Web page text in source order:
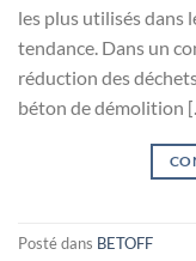
les plus utilisés dans
tendance. Dans un
réduction des
béton de démolition
Posté dans BETOFF